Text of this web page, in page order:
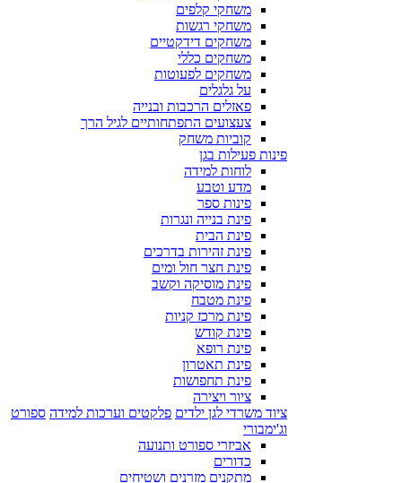
משחקי קלפים
משחקי רגשות
משחקים דידקטיים
משחקים כללי
משחקים לפעוטות
על גלגלים
פאזלים הרכבות ובנייה
צעצועים התפתחותיים לגיל הרך
קוביות משחק
פינות פעילות בגן
לוחות למידה
מדע וטבע
פינות ספר
פינת בנייה ונגרות
פינת הבית
פינת זהירות בדרכים
פינת חצר חול ומים
פינת מוסיקה וקשב
פינת מטבח
פינת מרכז קניות
פינת קודש
פינת רופא
פינת תאטרון
פינת תחפושות
ציור ויצירה
ציוד משרדי לגן ילדים פלקטים וערכות למידה ספורט
וג'ימבורי
אביזרי ספורט ותנועה
כדורים
מתקנים מזרנים ושטיחים